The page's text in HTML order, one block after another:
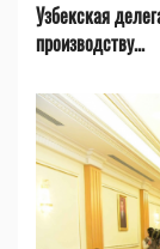
Узбекская
производству...